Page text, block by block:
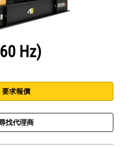
Hz)
要求報價
找代理商